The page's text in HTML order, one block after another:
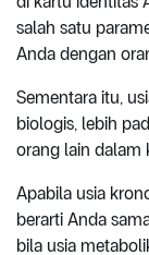
salah satu
Anda dengan
Sementara itu,
biologis, lebih
orang lain dalam
Apabila usia
berarti Anda
bila usia